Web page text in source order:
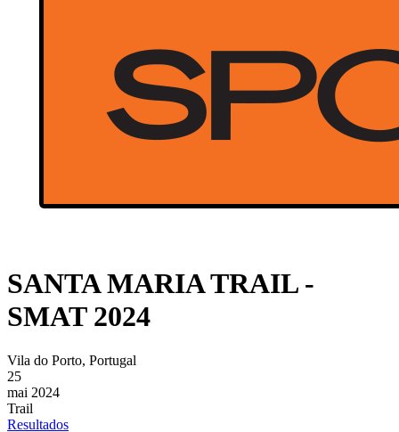
SANTA MARIA TRAIL -
SMAT 2024
Vila do Porto, Portugal
25
mai 2024
Trail
Resultados